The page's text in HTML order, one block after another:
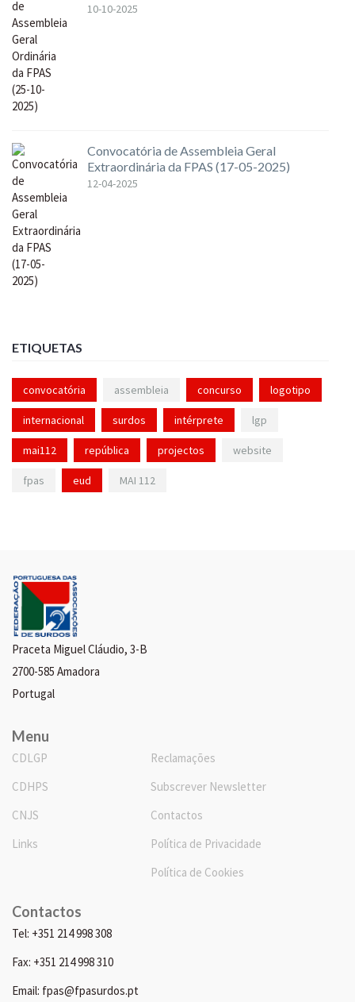
10-10-2025
Convocatória de Assembleia Geral
Extraordinária da FPAS (17-05-2025)
12-04-2025
ETIQUETAS
convocatória assembleia concurso logotipo
internacional surdos intérprete lgp
mai112 república projectos website
fpas eud MAI 112
Praceta Miguel Cláudio, 3-B
2700-585 Amadora
Portugal
Menu
CDLGP
CDHPS
CNJS
Links
Reclamações
Subscrever Newsletter
Contactos
Política de Privacidade
Política de Cookies
Contactos
Tel: +351 214 998 308
Fax: +351 214 998 310
Email: fpas@fpasurdos.pt